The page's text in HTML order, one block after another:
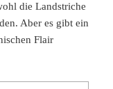
die Landstriche
Aber es gibt ein
Flair